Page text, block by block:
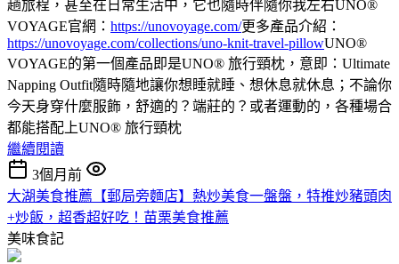
趟旅程，甚至在日常生活中，它也隨時伴隨你我左右UNO®
VOYAGE官網： https://unovoyage.com/更多產品介紹：
https://unovoyage.com/collections/uno-knit-travel-pillowUNO®
VOYAGE的第一個產品即是UNO® 旅行頸枕，意即：Ultimate
Napping Outfit隨時隨地讓你想睡就睡、想休息就休息；不論你
今天身穿什麼服飾，舒適的？端莊的？或者運動的，各種場合
都能搭配上UNO® 旅行頸枕
繼續閱讀
3個月前
大湖美食推薦【郵局旁麵店】熱炒美食一盤盤，特推炒豬頭肉
+炒飯，超香超好吃！苗栗美食推薦
美味食記